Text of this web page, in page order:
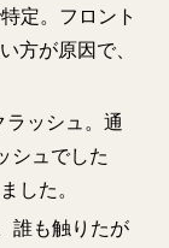
定。フロント
方が原因で、
ッシュ。通
シュでした
した。
誰も触りたが